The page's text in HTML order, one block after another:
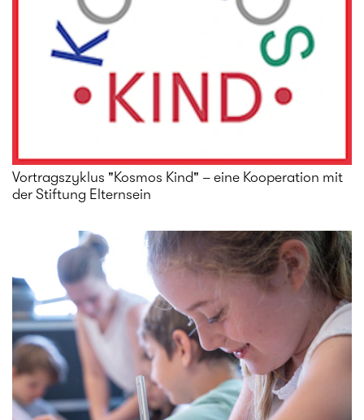
Vortragszyklus "Kosmos Kind" – eine Kooperation mit
der Stiftung Elternsein